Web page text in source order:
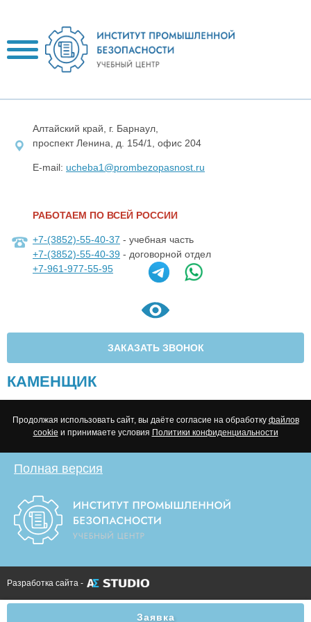
Алтайский край, г. Барнаул,
проспект Ленина, д. 154/1, офис 204
E-mail: ucheba1@prombezopasnost.ru
РАБОТАЕМ ПО ВСЕЙ РОССИИ
+7-(3852)-55-40-37 - учебная часть
+7-(3852)-55-40-39 - договорной отдел
+7-961-977-55-95
ЗАКАЗАТЬ ЗВОНОК
КАМЕНЩИК
Продолжая использовать сайт, вы даёте согласие на обработку файлов
cookie и принимаете условия Политики конфиденциальности
Полная версия
Разработка сайта -
Заявка